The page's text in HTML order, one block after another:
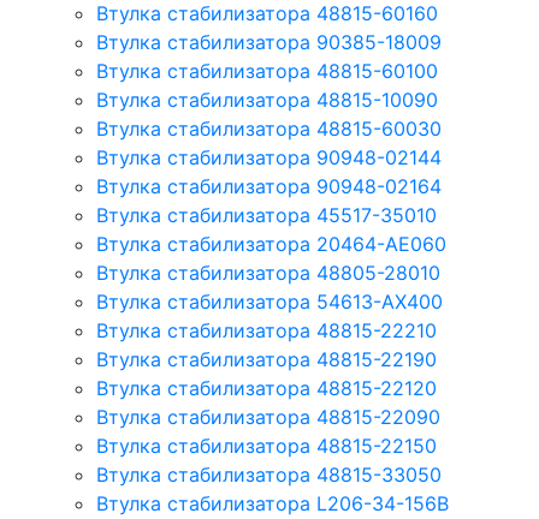
Втулка стабилизатора 48815-60160
Втулка стабилизатора 90385-18009
Втулка стабилизатора 48815-60100
Втулка стабилизатора 48815-10090
Втулка стабилизатора 48815-60030
Втулка стабилизатора 90948-02144
Втулка стабилизатора 90948-02164
Втулка стабилизатора 45517-35010
Втулка стабилизатора 20464-AE060
Втулка стабилизатора 48805-28010
Втулка стабилизатора 54613-AX400
Втулка стабилизатора 48815-22210
Втулка стабилизатора 48815-22190
Втулка стабилизатора 48815-22120
Втулка стабилизатора 48815-22090
Втулка стабилизатора 48815-22150
Втулка стабилизатора 48815-33050
Втулка стабилизатора L206-34-156B